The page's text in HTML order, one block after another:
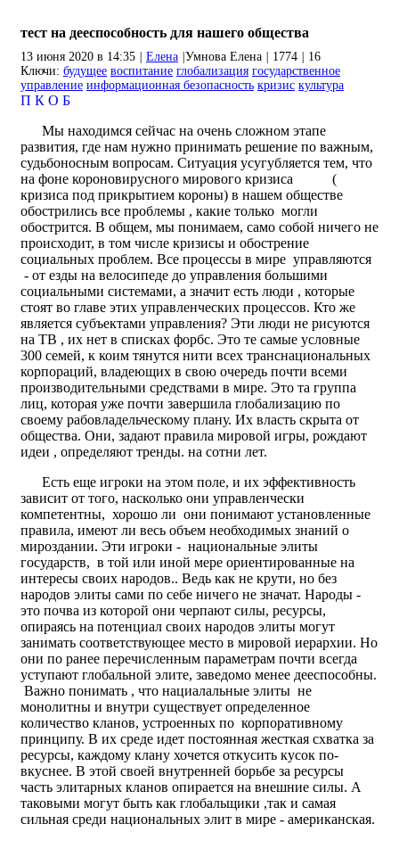
тест на дееспособность для нашего общества
13 июня 2020 в 14:35 Елена Умнова Елена 1774
16
Ключи: будущее воспитание глобализация государственное
управление информационная безопасность кризис культура
П К О Б
Мы находимся сейчас на очень сложном этапе
развития, где нам нужно принимать решение по важным,
судьбоносным вопросам. Ситуация усугубляется тем, что
на фоне короновирусного мирового кризиса (
кризиса под прикрытием короны) в нашем обществе
обострились все проблемы , какие только могли
обострится. В общем, мы понимаем, само собой ничего не
происходит, в том числе кризисы и обострение
социальных проблем. Все процессы в мире управляются
- от езды на велосипеде до управления большими
социальными системами, а значит есть люди , которые
стоят во главе этих управленческих процессов. Кто же
является субъектами управления? Эти люди не рисуются
на ТВ , их нет в списках форбс. Это те самые условные
300 семей, к коим тянутся нити всех транснациональных
корпораций, владеющих в свою очередь почти всеми
производительными средствами в мире. Это та группа
лиц, которая уже почти завершила глобализацию по
своему рабовладельческому плану. Их власть скрыта от
общества. Они, задают правила мировой игры, рождают
идеи , определяют тренды. на сотни лет.
Есть еще игроки на этом поле, и их эффективность
зависит от того, насколько они управленчески
компетентны, хорошо ли они понимают установленные
правила, имеют ли весь объем необходимых знаний о
мироздании. Эти игроки - национальные элиты
государств, в той или иной мере ориентированные на
интересы своих народов.. Ведь как не крути, но без
народов элиты сами по себе ничего не значат. Народы -
это почва из которой они черпают силы, ресурсы,
опираясь на потенциал своих народов элиты могут
занимать соответствующее место в мировой иерархии. Но
они по ранее перечисленным параметрам почти всегда
уступают глобальной элите, заведомо менее дееспособны.
Важно понимать , что нациалальные элиты не
монолитны и внутри существует определенное
количество кланов, устроенных по корпоративному
принципу. В их среде идет постоянная жесткая схватка за
ресурсы, каждому клану хочется откусить кусок по-
вкуснее. В этой своей внутренней борьбе за ресурсы
часть элитарных кланов опирается на внешние силы. А
таковыми могут быть как глобальщики ,так и самая
сильная среди национальных элит в мире - американская.